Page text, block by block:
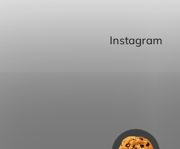
Instagram